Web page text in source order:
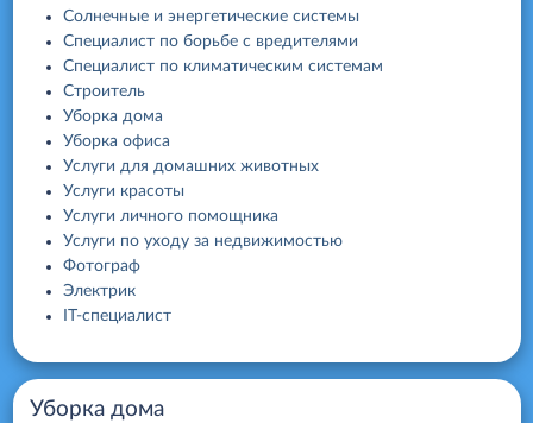
Солнечные и энергетические системы
Специалист по борьбе с вредителями
Специалист по климатическим системам
Строитель
Уборка дома
Уборка офиса
Услуги для домашних животных
Услуги красоты
Услуги личного помощника
Услуги по уходу за недвижимостью
Фотограф
Электрик
IT-специалист
Уборка дома